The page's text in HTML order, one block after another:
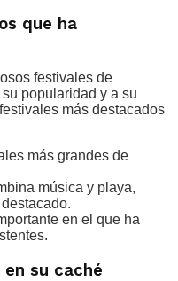
que ha
festivales de
popularidad y a su
más destacados
más grandes de
música y playa,
en el que ha
su caché